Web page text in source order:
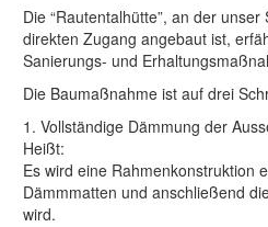
Die “Rautentalhütte”, an der
direkten Zugang angebaut ist,
Sanierungs- und
Die Baumaßnahme ist auf drei
1. Vollständige Dämmung der
Heißt:
Es wird eine Rahmenkonstruktion
Dämmmatten und anschließend
wird.